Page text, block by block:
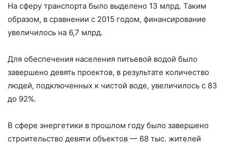
На сферу транспорта было выделено 13 млрд. Таким
образом, в сравнении с 2015 годом, финансирование
увеличилось на 6,7 млрд.
Для обеспечения населения питьевой водой было
завершено девять проектов, в результате количество
людей, подключенных к чистой воде, увеличилось с 83
до 92%.
В сфере энергетики в прошлом году было завершено
строительство девяти объектов — 68 тыс. жителей